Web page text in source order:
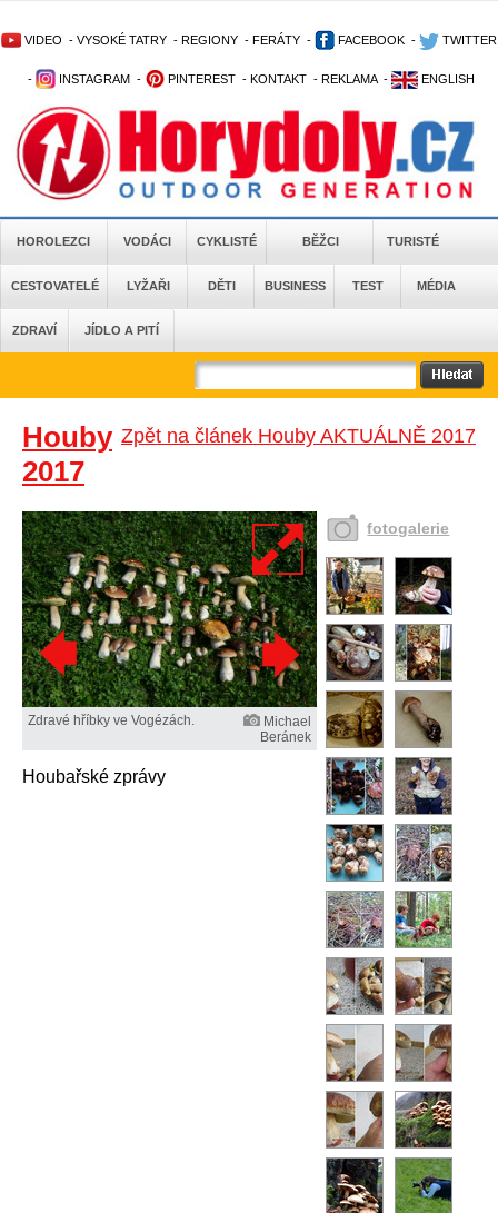
VIDEO - VYSOKÉ TATRY - REGIONY - FERÁTY - FACEBOOK - TWITTER
- INSTAGRAM - PINTEREST - KONTAKT - REKLAMA - ENGLISH
HOROLEZCI VODÁCI CYKLISTÉ BĚŽCI TURISTÉ
CESTOVATELÉ LYŽAŘI DĚTI BUSINESS TEST MÉDIA
ZDRAVÍ JÍDLO A PITÍ
Zpět na článek Houby AKTUÁLNĚ 2017
Houby
2017
Zdravé hříbky ve Vogézách.
Michael
Beránek
Houbařské zprávy
fotogalerie